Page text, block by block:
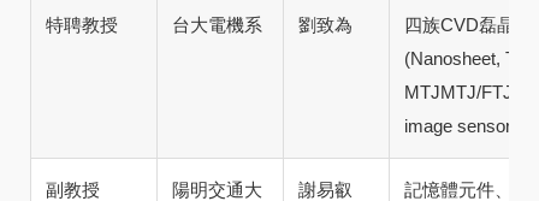
特聘教授 台大電機系 劉致為
四族CVD磊晶、
(Nanosheet,
MTJMTJ/FTJ/
image sensor
副教授
陽明交通大
謝易叡
記憶體元件、記